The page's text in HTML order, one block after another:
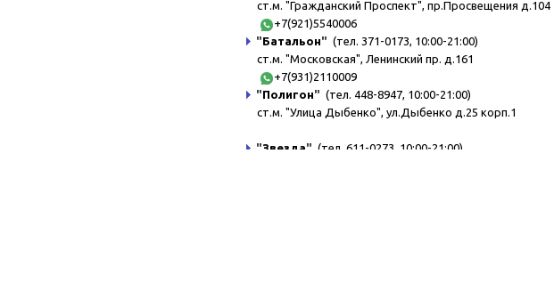
ст.м. "Гражданский Проспект", пр.Просвещения д.104
+7(921)5540006
"Батальон" (тел. 371-0173, 10:00-21:00)
ст.м. "Московская", Ленинский пр. д.161
+7(931)2110009
"Полигон" (тел. 448-8947, 10:00-21:00)
ст.м. "Улица Дыбенко", ул.Дыбенко д.25 корп.1
"Звезда" (тел. 611-0273, 10:00-21:00)